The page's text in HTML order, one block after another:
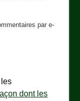
par e-
dont les